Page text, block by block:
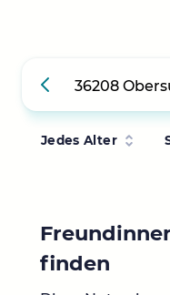
Jedes Alter
finden